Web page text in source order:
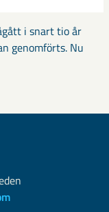
i snart tio år
genomförts. Nu